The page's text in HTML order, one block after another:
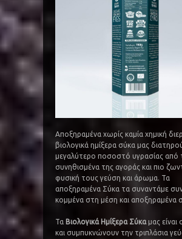
Αποξηραμένα χωρίς καμία χημική
βιολογικά ημίξερα σύκα μας
μεγαλύτερο ποσοστό υγρασίας από
συνηθισμένα της αγοράς και πιο
φυσική τους γεύση και άρωμα. Τα
αποξηραμένα Σύκα τα συναντάμε
κομμένα στη μέση και αποξηραμένα
Τα Βιολογικά Ημίξερα Σύκαμας είναι
και συμπυκνώνουν την τριπλάσια